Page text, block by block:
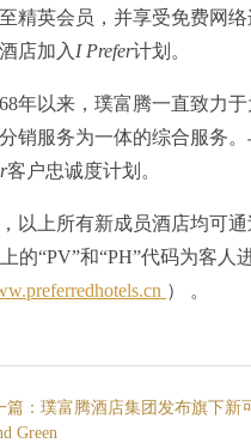
精英会员，并享受免费网
店加入 I Prefer计划。
年以来，璞富腾一直致力
销服务为一体的综合服务
客户忠诚度计划。
以上所有新成员酒店均可通
的“PV”和“PH”代码为客
） 。
篇： 璞富腾酒店集团发布旗下新
Green